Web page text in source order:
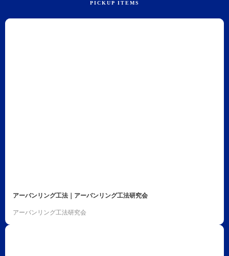
アーバンリング工法｜アーバンリング工法研究会
アーバンリング工法研究会